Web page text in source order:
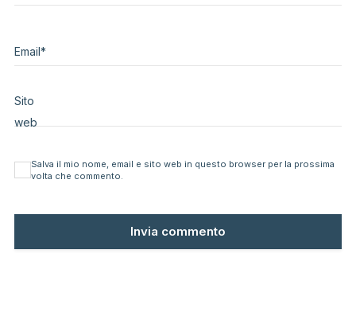
Email*
Sito
web
Salva il mio nome, email e sito web in questo browser per la prossima
volta che commento.